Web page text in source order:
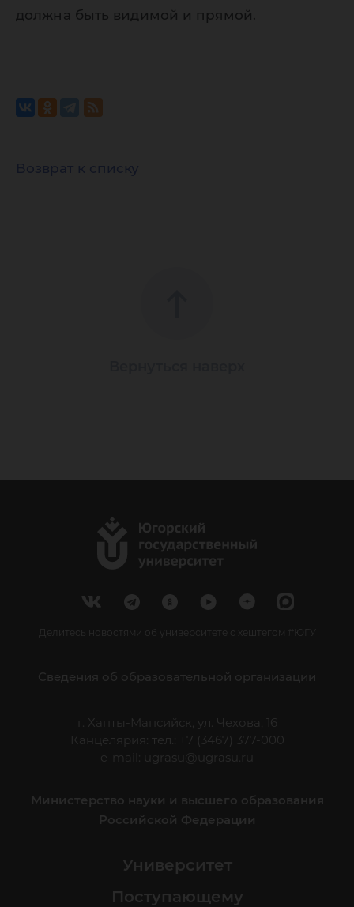
должна быть видимой и прямой.
Возврат к списку
Делитесь новостями об университете с хештегом #ЮГУ
Сведения об образовательной организации
г. Ханты-Мансийск, ул. Чехова, 16
Канцелярия: тел.: +7 (3467) 377-000
e-mail:
ugrasu@ugrasu.ru
Министерство науки и высшего образования
Российской Федерации
Университет
Поступающему